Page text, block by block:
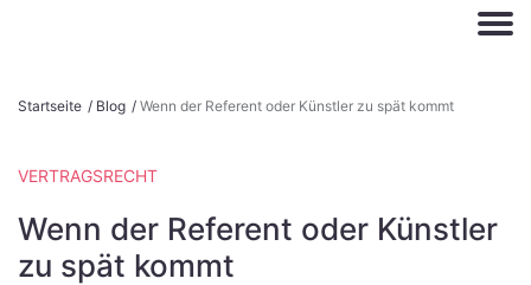
Startseite / Blog / Wenn der Referent oder Künstler zu spät kommt
VERTRAGSRECHT
Wenn der Referent oder Künstler
zu spät kommt